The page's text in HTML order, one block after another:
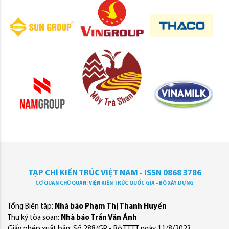
TẠP CHÍ KIẾN TRÚC VIỆT NAM - ISSN 0868 3786
CƠ QUAN CHỦ QUẢN: VIỆN KIẾN TRÚC QUỐC GIA - BỘ XÂY DỰNG
Tổng Biên tập: Nhà báo Phạm Thị Thanh Huyền
Thư ký tòa soạn: Nhà báo Trần Văn Ánh